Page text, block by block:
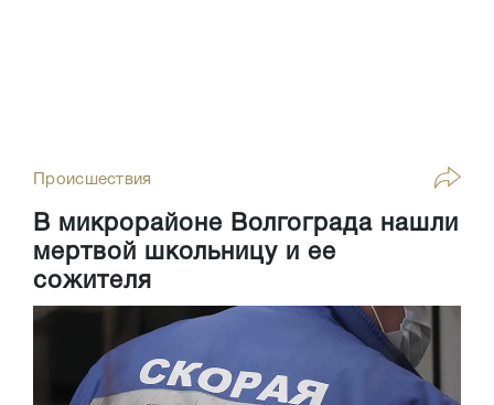
Происшествия
В микрорайоне Волгограда нашли
мертвой школьницу и ее
сожителя